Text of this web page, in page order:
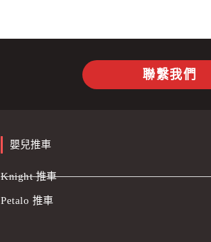
聯繫我們
嬰兒推車
Knight 推車
Petalo 推車